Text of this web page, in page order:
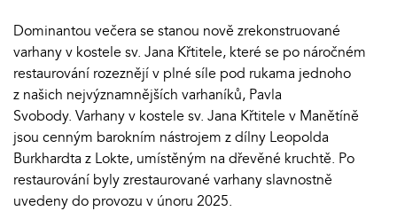
Dominantou večera se stanou nově zrekonstruované
varhany v kostele sv. Jana Křtitele, které se po náročném
restaurování rozeznějí v plné síle pod rukama jednoho
z našich nejvýznamnějších varhaníků, Pavla
Svobody. Varhany v kostele sv. Jana Křtitele v Manětíně
jsou cenným barokním nástrojem z dílny Leopolda
Burkhardta z Lokte, umístěným na dřevěné kruchtě. Po
restaurování byly zrestaurované varhany slavnostně
uvedeny do provozu v únoru 2025.